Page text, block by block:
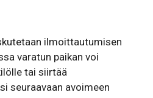
ilmoittautumisen
varatun paikan voi
tai siirtää
seuraavaan avoimeen